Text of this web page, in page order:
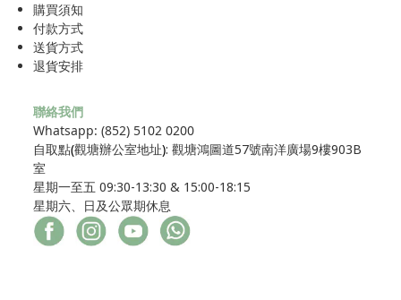
購買須知
付款方式
送貨方式
退貨安排
聯絡我們
Whatsapp: (852) 5102 0200
自取點(觀塘辦公室地址): 觀塘鴻圖道57號南洋廣場9樓903B
室
星期一至五 09:30-13:30 & 15:00-18:15
星期六、日及公眾期休息